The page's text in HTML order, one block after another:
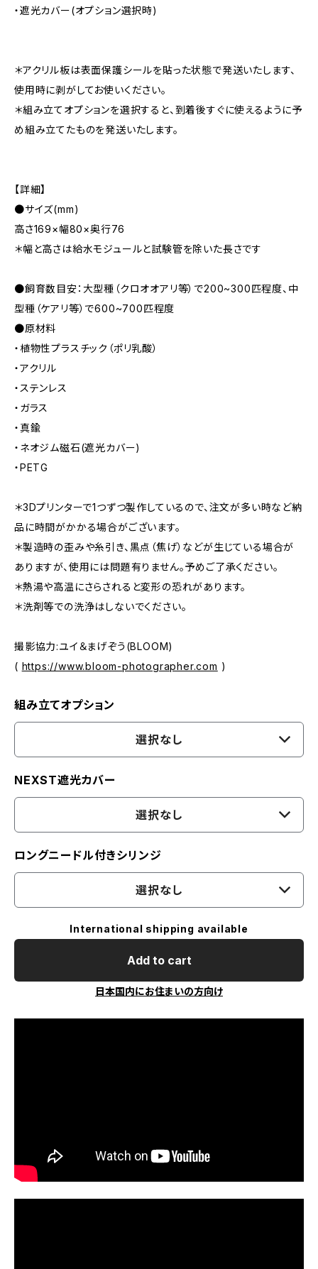
・遮光カバー(オプション選択時)
＊アクリル板は表面保護シールを貼った状態で発送いたします、
使用時に剥がしてお使いください。
＊組み立てオプションを選択すると、到着後すぐに使えるように予
め組み立てたものを発送いたします。
【詳細】
●サイズ(mm)
高さ169×幅80×奥行76
＊幅と高さは給水モジュールと試験管を除いた長さです
●飼育数目安：大型種（クロオオアリ等）で200~300匹程度、中
型種（ケアリ等）で600~700匹程度
●原材料
・植物性プラスチック（ポリ乳酸）
・アクリル
・ステンレス
・ガラス
・真鍮
・ネオジム磁石(遮光カバー)
・PETG
＊3Dプリンターで1つずつ製作しているので、注文が多い時など納
品に時間がかかる場合がございます。
＊製造時の歪みや糸引き、黒点（焦げ）などが生じている場合が
ありますが、使用には問題有りません。予めご了承ください。
＊熱湯や高温にさらされると変形の恐れがあります。
＊洗剤等での洗浄はしないでください。
撮影協力:ユイ＆まげぞう(BLOOM)
( https://www.bloom-photographer.com )
組み立てオプション
選択なし
NEXST遮光カバー
選択なし
ロングニードル付きシリンジ
選択なし
International shipping available
Add to cart
日本国内にお住まいの方向け